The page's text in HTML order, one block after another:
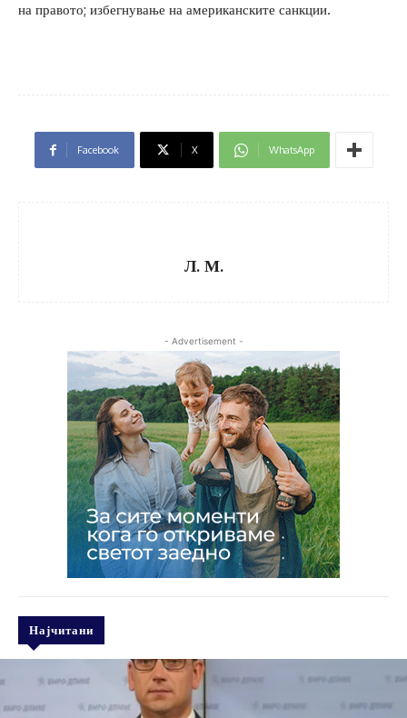
на правото; избегнување на американските санкции.
Facebook X WhatsApp
Л. М.
- Advertisement -
Најчитани